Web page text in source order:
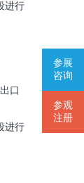
参展
咨询
参观
注册
进行
口
进行